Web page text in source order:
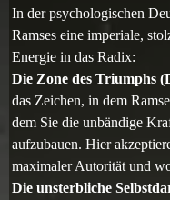
In der psychologischen
Ramses eine imperiale,
Energie in das Radix:
Die Zone des Triumphs
das Zeichen, in dem
dem Sie die unbändige
aufzubauen. Hier
maximaler Autorität und
Die unsterbliche